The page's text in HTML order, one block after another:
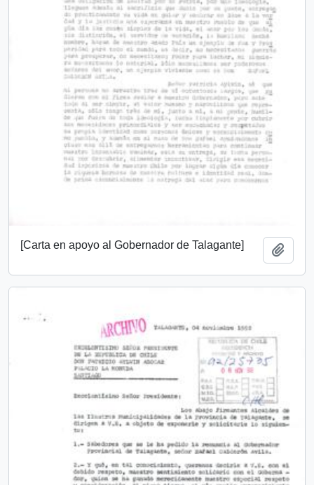
[Carta en apoyo al Gobernador de Talagante]